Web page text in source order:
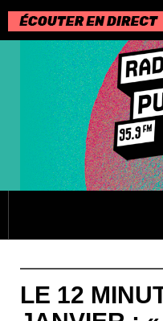
Passer
au
contenu
LE 12